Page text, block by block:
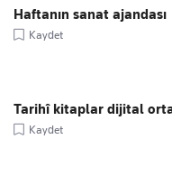
Haftanın sanat ajandası
Kaydet
Tarihî kitaplar dijital
Kaydet